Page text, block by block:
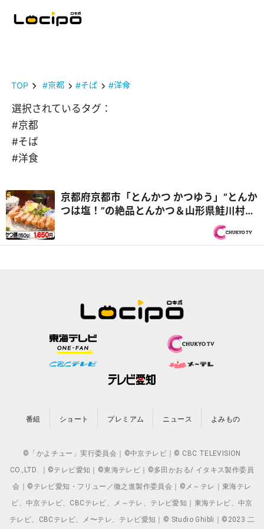
TOP #京都 #そば #洋食
選択されているタグ：
#京都
#そば
#洋食
京都府京都市「とんかつ かつゆう」”とんか
つは塩！”の絶品とんかつ＆山形県鮭川村
「そば処 ふくろう」最大級のびっくり土産
番組 ショート プレミアム ニュース よみもの
©「かよチュー」実行委員会｜©中京テレビ｜© CBC TELEVISION
CO.,LTD. ｜©テレビ愛知｜©東海テレビ｜©多田かおる/ イタキス製作委員
会｜©テレビ愛知・フリュー／徹之進製作委員会｜©メ～テレ｜東海テレ
ビ、中京テレビ、CBCテレビ、メ～テレ、テレビ愛知｜東海テレビ、中京
テレビ、CBCテレビ、メ〜テレ、テレビ愛知｜© Studio Ghibli｜©2023 二